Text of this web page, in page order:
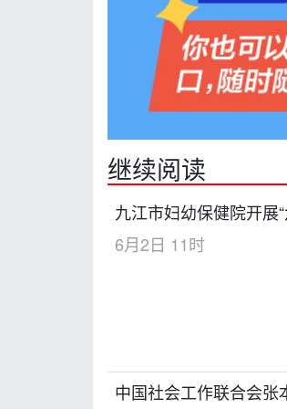
继续阅读
九江市妇幼保健院开展
6月2日 11时
中国社会工作联合会